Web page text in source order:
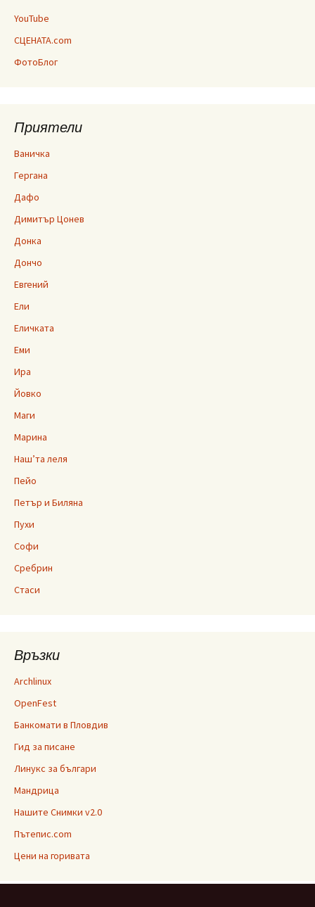
YouTube
СЦЕНАТА.com
ФотоБлог
Приятели
Ваничка
Гергана
Дафо
Димитър Цонев
Донка
Дончо
Евгений
Ели
Еличката
Еми
Ира
Йовко
Маги
Марина
Наш’та леля
Пейо
Петър и Биляна
Пухи
Софи
Сребрин
Стаси
Връзки
Archlinux
OpenFest
Банкомати в Пловдив
Гид за писане
Линукс за българи
Мандрица
Нашите Снимки v2.0
Пътепис.com
Цени на горивата